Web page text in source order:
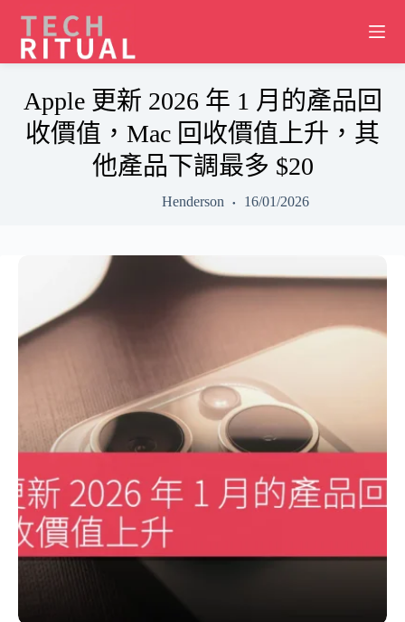
content
Apple 更新 2026 年 1 月的產品回
收價值，Mac 回收價值上升，其
他產品下調最多 $20
Henderson 16/01/2026